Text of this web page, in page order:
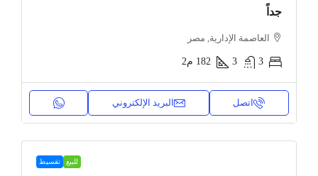
جداً
العاصمة الإدارية, مصر
3
3
182 م2
اتصل البريد الإلكتروني
للبيع تقسيط